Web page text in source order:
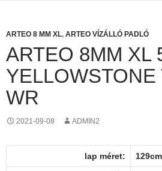
ARTEO 8 MM XL, ARTEO VÍZÁLLÓ PADLÓ
ARTEO 8MM XL
YELLOWSTONE
WR
2021-09-08 ADMIN2
lap méret: